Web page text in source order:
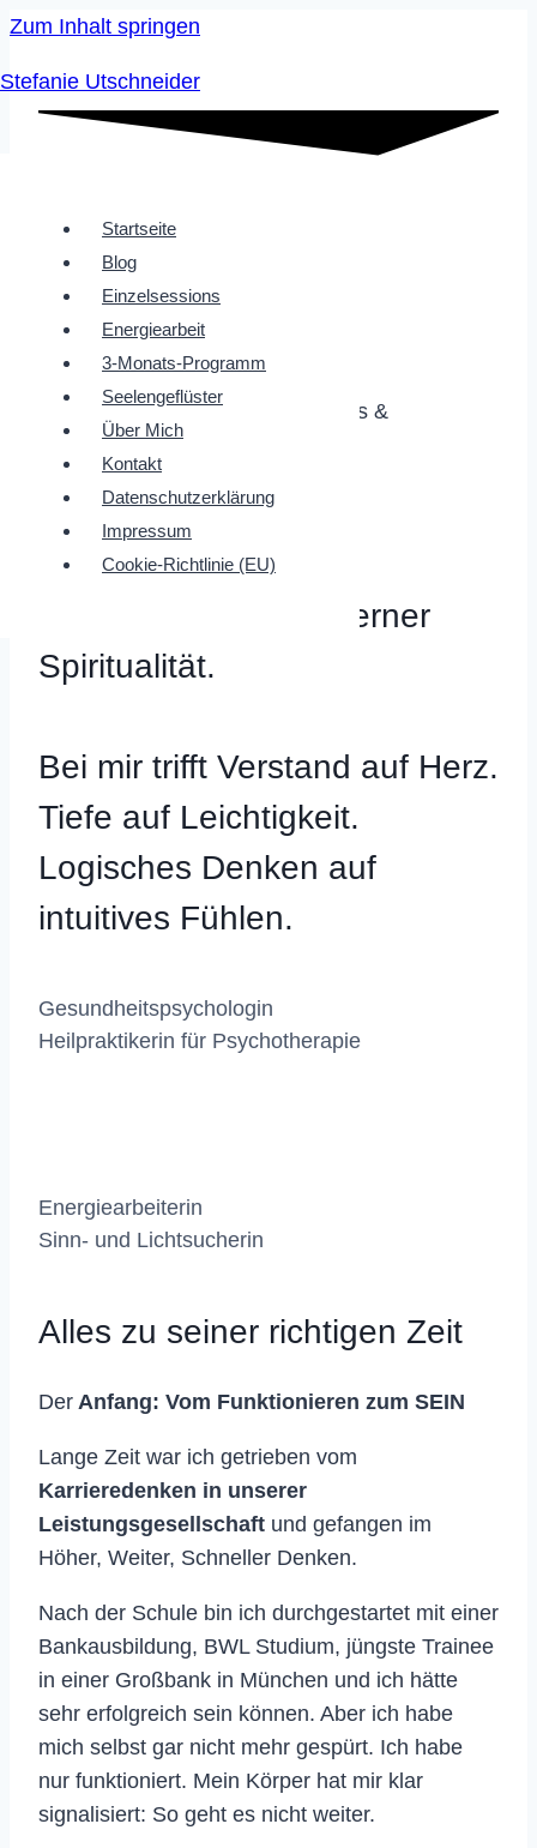
Zum Inhalt springen
Stefanie Utschneider
Startseite
Blog
Einzelsessions
Energiearbeit
3-Monats-Programm
Seelengeflüster
Über Mich
Kontakt
Datenschutzerklärung
Impressum
Cookie-Richtlinie (EU)
Lerne mich kennen
Ich bin Stefanie
Deine Begleiterin in ein bewusstes &
glückseliges Leben
Ich vereine Welten
miteinander.
Psychologie mit moderner
Spiritualität.
Bei mir trifft Verstand auf Herz.
Tiefe auf Leichtigkeit.
Logisches Denken auf
intuitives Fühlen.
Gesundheitspsychologin
Heilpraktikerin für Psychotherapie
Energiearbeiterin
Sinn- und Lichtsucherin
Alles zu seiner richtigen Zeit
Der Anfang: Vom Funktionieren zum SEIN
Lange Zeit war ich getrieben vom
Karrieredenken in unserer
Leistungsgesellschaft und gefangen im
Höher, Weiter, Schneller Denken.
Nach der Schule bin ich durchgestartet mit einer
Bankausbildung, BWL Studium, jüngste Trainee
in einer Großbank in München und ich hätte
sehr erfolgreich sein können. Aber ich habe
mich selbst gar nicht mehr gespürt. Ich habe
nur funktioniert. Mein Körper hat mir klar
signalisiert: So geht es nicht weiter.